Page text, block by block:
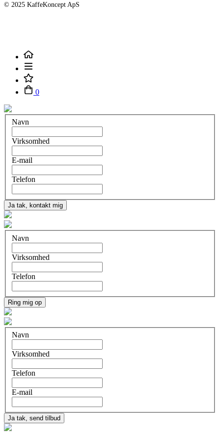
© 2025 KaffeKoncept ApS
0
Navn
Virksomhed
E-mail
Telefon
Ja tak, kontakt mig
Navn
Virksomhed
Telefon
Ring mig op
Navn
Virksomhed
Telefon
E-mail
Ja tak, send tilbud